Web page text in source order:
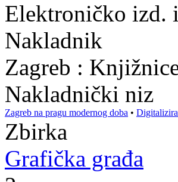
Elektroničko izd.
Nakladnik
Zagreb :
Nakladnički niz
Zagreb na pragu modernog doba •
Zbirka
Grafička građa